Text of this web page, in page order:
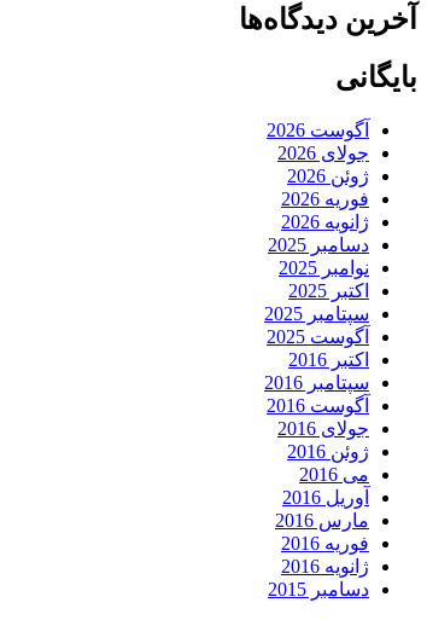
آخرین دیدگاه‌ها
بایگانی
آگوست 2026
جولای 2026
ژوئن 2026
فوریه 2026
ژانویه 2026
دسامبر 2025
نوامبر 2025
اکتبر 2025
سپتامبر 2025
آگوست 2025
اکتبر 2016
سپتامبر 2016
آگوست 2016
جولای 2016
ژوئن 2016
می 2016
آوریل 2016
مارس 2016
فوریه 2016
ژانویه 2016
دسامبر 2015